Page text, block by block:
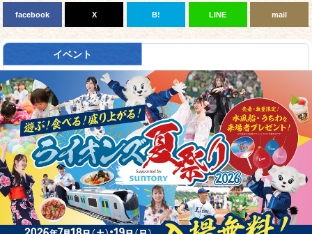
facebook X B! LINE mail
イベント